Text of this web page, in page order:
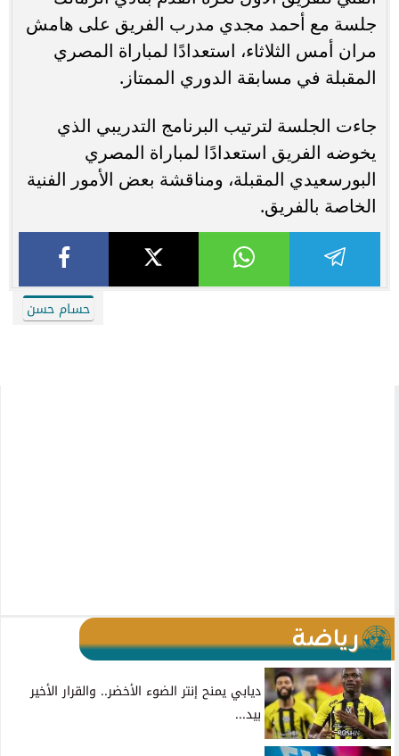
جلسة مع أحمد مجدي مدرب الفريق على هامش
مران أمس الثلاثاء، استعدادًا لمباراة المصري
المقبلة في مسابقة الدوري الممتاز.
جاءت الجلسة لترتيب البرنامج التدريبي الذي
يخوضه الفريق استعدادًا لمباراة المصري
البورسعيدي المقبلة، ومناقشة بعض الأمور الفنية
الخاصة بالفريق.
حسام حسن
رياضة
ديابي يمنح إنتر الضوء الأخضر.. والقرار الأخير
بيد...